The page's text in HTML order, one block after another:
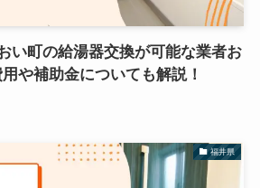
い町の給湯器交換が可能な業者お
や補助金についても解説！
福井県